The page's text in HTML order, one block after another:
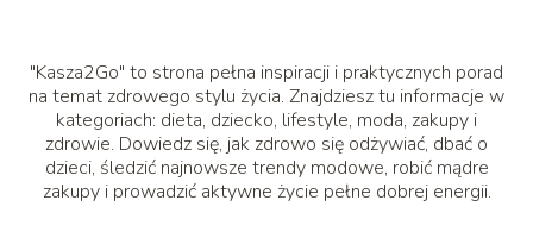
"Kasza2Go" to strona pełna inspiracji i praktycznych porad
na temat zdrowego stylu życia. Znajdziesz tu informacje w
kategoriach: dieta, dziecko, lifestyle, moda, zakupy i
zdrowie. Dowiedz się, jak zdrowo się odżywiać, dbać o
dzieci, śledzić najnowsze trendy modowe, robić mądre
zakupy i prowadzić aktywne życie pełne dobrej energii.